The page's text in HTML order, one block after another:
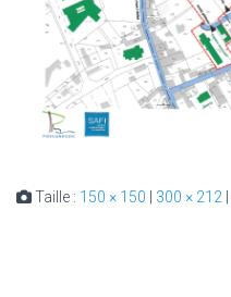
Taille : 150 × 150 | 300 × 212 |